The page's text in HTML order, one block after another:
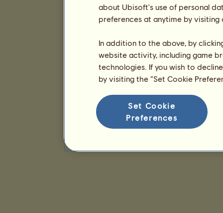
about Ubisoft's use of personal
preferences at anytime by
In addition to the above, by
website activity, including game
technologies. If you wish to
by visiting the “Set Cookie
Set Cookie
Preferences